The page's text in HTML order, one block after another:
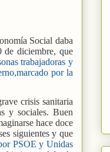
Social daba
de diciembre, que
trabajadoras y
por la
crisis sanitaria
y sociales. Buen
hace doce
siguientes y que
PSOE y Unidas